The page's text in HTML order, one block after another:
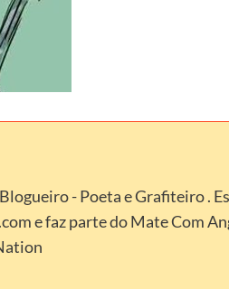
- Poeta e Grafiteiro .
e faz parte do Mate Com